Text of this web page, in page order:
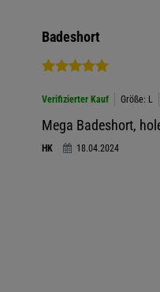
Badeshort
Verifizierter Kauf Größe: L
Mega Badeshort,
HK 18.04.2024